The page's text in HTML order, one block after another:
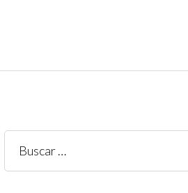
Buscar: